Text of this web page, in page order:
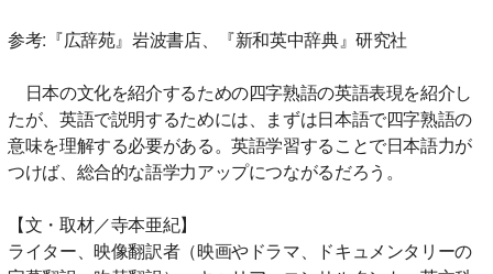
参考:『広辞苑』岩波書店、『新和英中辞典』研究社
日本の文化を紹介するための四字熟語の英語表現を紹介し
たが、英語で説明するためには、まずは日本語で四字熟語の
意味を理解する必要がある。英語学習することで日本語力が
つけば、総合的な語学力アップにつながるだろう。
【文・取材／寺本亜紀】
ライター、映像翻訳者（映画やドラマ、ドキュメンタリーの